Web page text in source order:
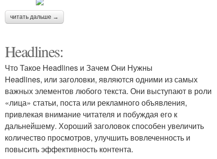
читать дальше →
Headlines:
Что Такое Headlines и Зачем Они Нужны
Headlines, или заголовки, являются одними из самых
важных элементов любого текста. Они выступают в роли
«лица» статьи, поста или рекламного объявления,
привлекая внимание читателя и побуждая его к
дальнейшему. Хороший заголовок способен увеличить
количество просмотров, улучшить вовлеченность и
повысить эффективность контента.